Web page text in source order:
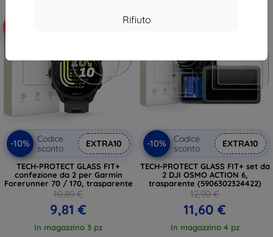
Rifiuto
-10%
Codice
sconto
EXTRA10
TECH-PROTECT GLASS FIT+
confezione da 2 per Garmin
Forerunner 70 / 170, trasparente
10,89 €
9,81 €
In magazzino 3 pz
-10%
-10%
Codice
sconto
EXTRA10
TECH-PROTECT GLASS FIT+ set da
2 DJI OSMO ACTION 6,
trasparente (5906302324422)
12,90 €
11,60 €
In magazzino 4 pz